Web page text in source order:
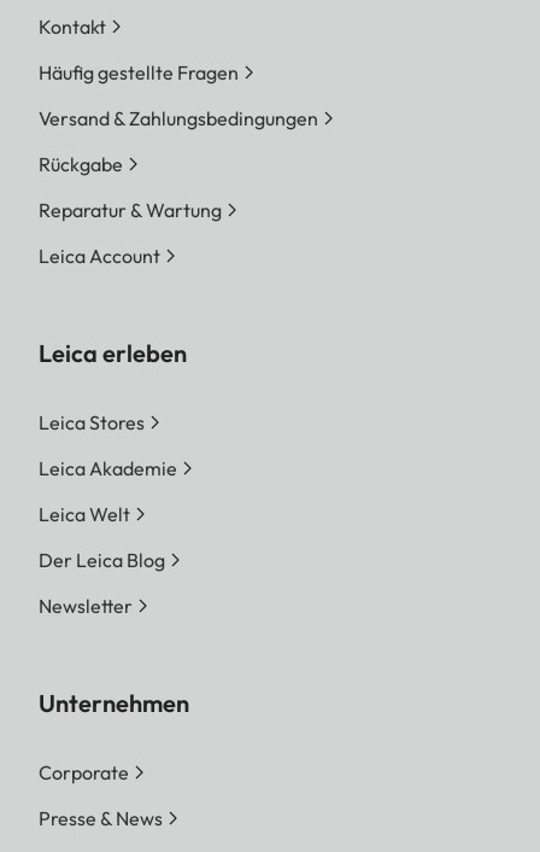
Kontakt
Häufig gestellte Fragen
Versand & Zahlungsbedingungen
Rückgabe
Reparatur & Wartung
Leica Account
Leica erleben
Leica Stores
Leica Akademie
Leica Welt
Der Leica Blog
Newsletter
Unternehmen
Corporate
Presse & News